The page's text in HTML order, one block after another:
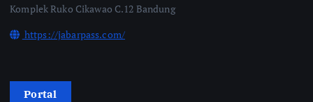
Komplek Ruko Cikawao C.12 Bandung
https://jabarpass.com/
Portal